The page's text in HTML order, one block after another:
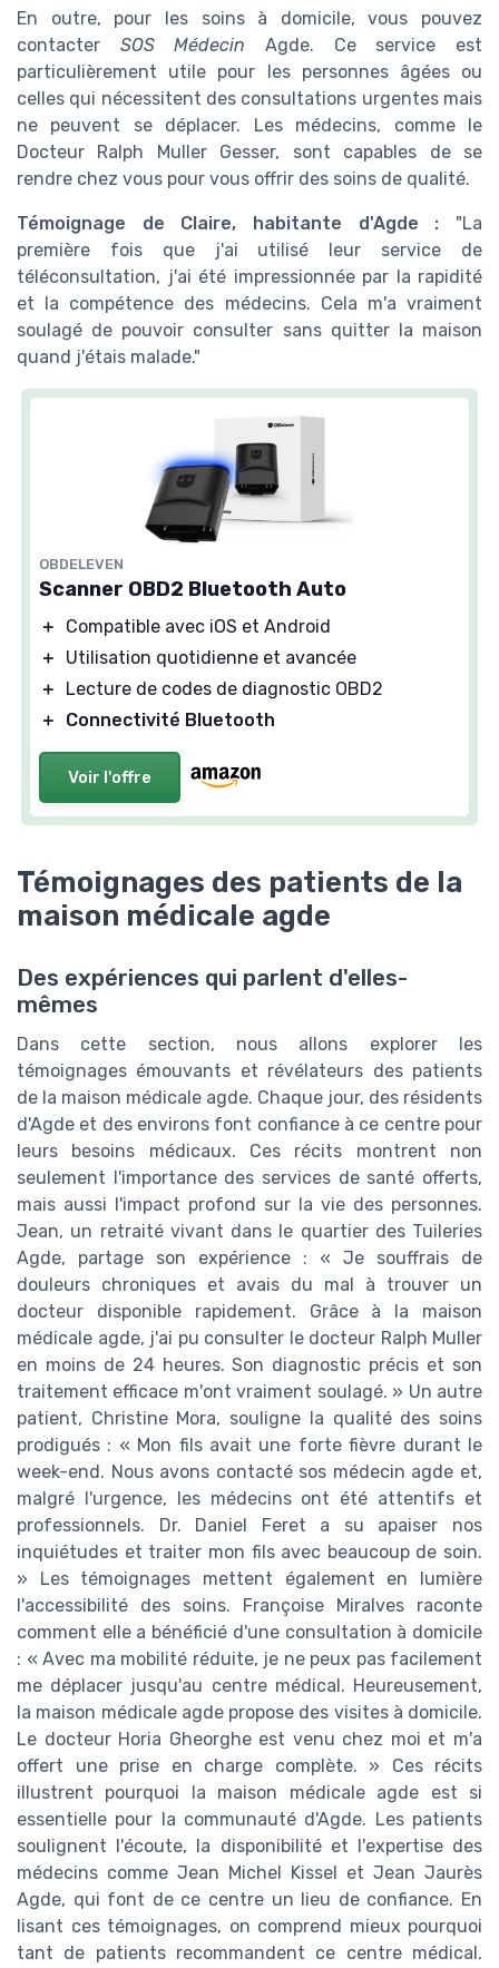
En outre, pour les soins à domicile, vous pouvez
contacter SOS Médecin Agde. Ce service est
particulièrement utile pour les personnes âgées ou
celles qui nécessitent des consultations urgentes mais
ne peuvent se déplacer. Les médecins, comme le
Docteur Ralph Muller Gesser, sont capables de se
rendre chez vous pour vous offrir des soins de qualité.
Témoignage de Claire, habitante d'Agde : "La
première fois que j'ai utilisé leur service de
téléconsultation, j'ai été impressionnée par la rapidité
et la compétence des médecins. Cela m'a vraiment
soulagé de pouvoir consulter sans quitter la maison
quand j'étais malade."
OBDELEVEN
Scanner OBD2 Bluetooth Auto
＋
Compatible avec iOS et Android
＋
Utilisation quotidienne et avancée
＋
Lecture de codes de diagnostic OBD2
＋
Connectivité Bluetooth
Voir l'offre
Témoignages des patients de la
maison médicale agde
Des expériences qui parlent d'elles-
mêmes
Dans cette section, nous allons explorer les
témoignages émouvants et révélateurs des patients
de la maison médicale agde. Chaque jour, des résidents
d'Agde et des environs font confiance à ce centre pour
leurs besoins médicaux. Ces récits montrent non
seulement l'importance des services de santé offerts,
mais aussi l'impact profond sur la vie des personnes.
Jean, un retraité vivant dans le quartier des Tuileries
Agde, partage son expérience : « Je souffrais de
douleurs chroniques et avais du mal à trouver un
docteur disponible rapidement. Grâce à la maison
médicale agde, j'ai pu consulter le docteur Ralph Muller
en moins de 24 heures. Son diagnostic précis et son
traitement efficace m'ont vraiment soulagé. » Un autre
patient, Christine Mora, souligne la qualité des soins
prodigués : « Mon fils avait une forte fièvre durant le
week-end. Nous avons contacté sos médecin agde et,
malgré l'urgence, les médecins ont été attentifs et
professionnels. Dr. Daniel Feret a su apaiser nos
inquiétudes et traiter mon fils avec beaucoup de soin.
» Les témoignages mettent également en lumière
l'accessibilité des soins. Françoise Miralves raconte
comment elle a bénéficié d'une consultation à domicile
: « Avec ma mobilité réduite, je ne peux pas facilement
me déplacer jusqu'au centre médical. Heureusement,
la maison médicale agde propose des visites à domicile.
Le docteur Horia Gheorghe est venu chez moi et m'a
offert une prise en charge complète. » Ces récits
illustrent pourquoi la maison médicale agde est si
essentielle pour la communauté d'Agde. Les patients
soulignent l'écoute, la disponibilité et l'expertise des
médecins comme Jean Michel Kissel et Jean Jaurès
Agde, qui font de ce centre un lieu de confiance. En
lisant ces témoignages, on comprend mieux pourquoi
tant de patients recommandent ce centre médical.